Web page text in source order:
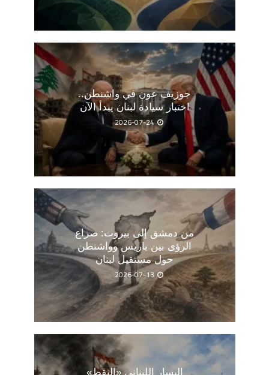
جوزيف عون في واشنطن..
اختبار سيادة لبنان يبدأ الآن
2026-07-24
من دمشق إلى بيروت: صراع
الرؤى بين باريس وواشنطن
حول مستقبل لبنان
2026-07-13
اليسار اللبناني «اليقظ»